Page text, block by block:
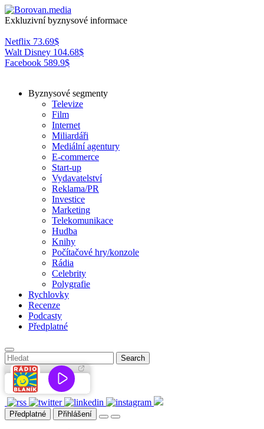
Exkluzivní byznysové informace
Netflix 73.69$
Walt Disney 104.68$
Facebook 589.9$
Byznysové segmenty
Televize
Film
Internet
Miliardáři
Mediální agentury
E-commerce
Start-up
Vydavatelství
Reklama/PR
Investice
Marketing
Telekomunikace
Hudba
Knihy
Počítačové hry/konzole
Rádia
Celebrity
Polygrafie
Rychlovky
Recenze
Podcasty
Předplatné
Předplatné Přihlášení